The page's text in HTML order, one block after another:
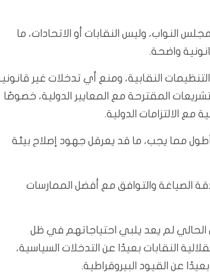
النواب، وليس النقابات أو الاتحادات، ما
واضحة.
النقابية، ومنع أي تدخلات غير
المقترحة مع المعايير الدولية، خصوصًا
مع الالتزامات الدولية.
مما يجب، ما قد يعرقل جهود إصلاح بيئة
الصياغة والتوافق مع أفضل الممارسات
الحالي لم يعد يلبي احتياجاتهم في ظل
النقابات بعيدًا عن التدخلات السياسية،
عن القيود البيروقراطية.